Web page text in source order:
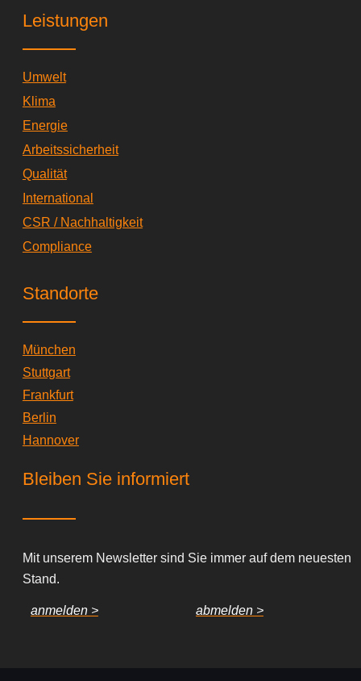
k
d
i
n
g
Leistungen
Umwelt
Klima
Energie
Arbeitssicherheit
Qualität
International
CSR / Nachhaltigkeit
Compliance
Standorte
München
Stuttgart
Frankfurt
Berlin
Hannover
Bleiben Sie informiert
Mit unserem Newsletter sind Sie immer auf dem neuesten
Stand.
anmelden > abmelden >